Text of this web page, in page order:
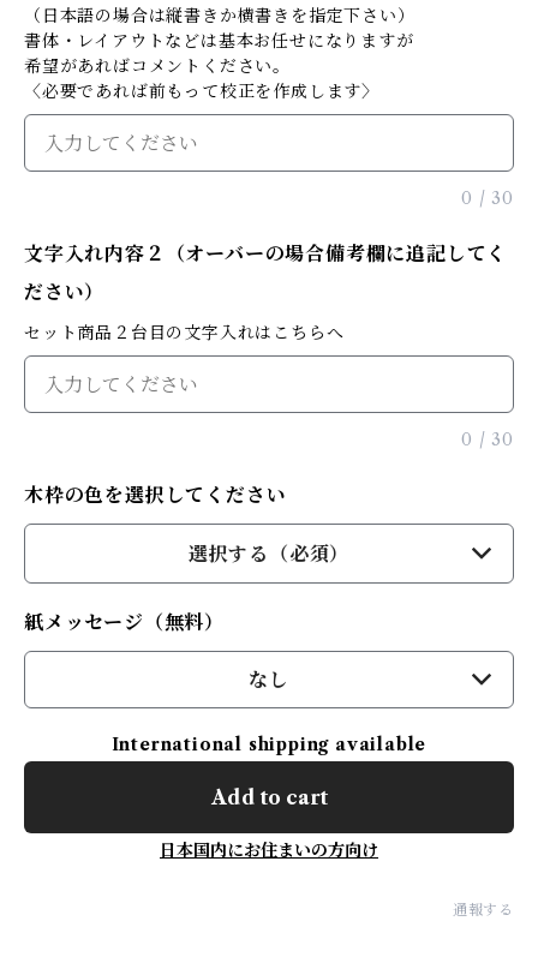
（日本語の場合は縦書きか横書きを指定下さい）
書体・レイアウトなどは基本お任せになりますが
希望があればコメントください。
〈必要であれば前もって校正を作成します〉
0 / 30
文字入れ内容２（オーバーの場合備考欄に追記してく
ださい）
セット商品２台目の文字入れはこちらへ
0 / 30
木枠の色を選択してください
選択する（必須）
紙メッセージ（無料）
なし
International shipping available
Add to cart
日本国内にお住まいの方向け
通報する